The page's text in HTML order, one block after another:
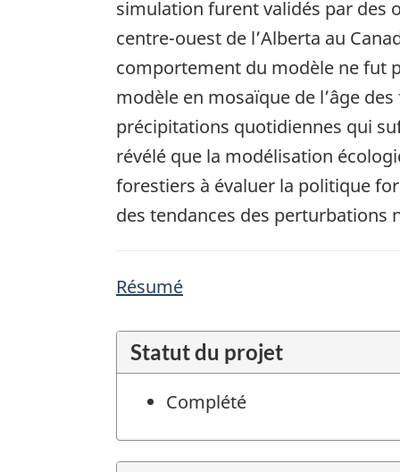
simulation furent validés par des
centre-ouest de l’Alberta au
comportement du modèle ne fut
modèle en mosaïque de l’âge
précipitations quotidiennes qui
révélé que la modélisation
forestiers à évaluer la politique
des tendances des perturbations
Résumé
Statut du projet
Complété